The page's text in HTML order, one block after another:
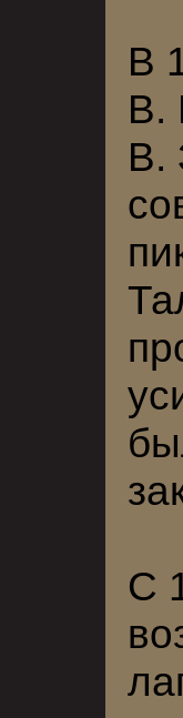
В
В.
В.
С